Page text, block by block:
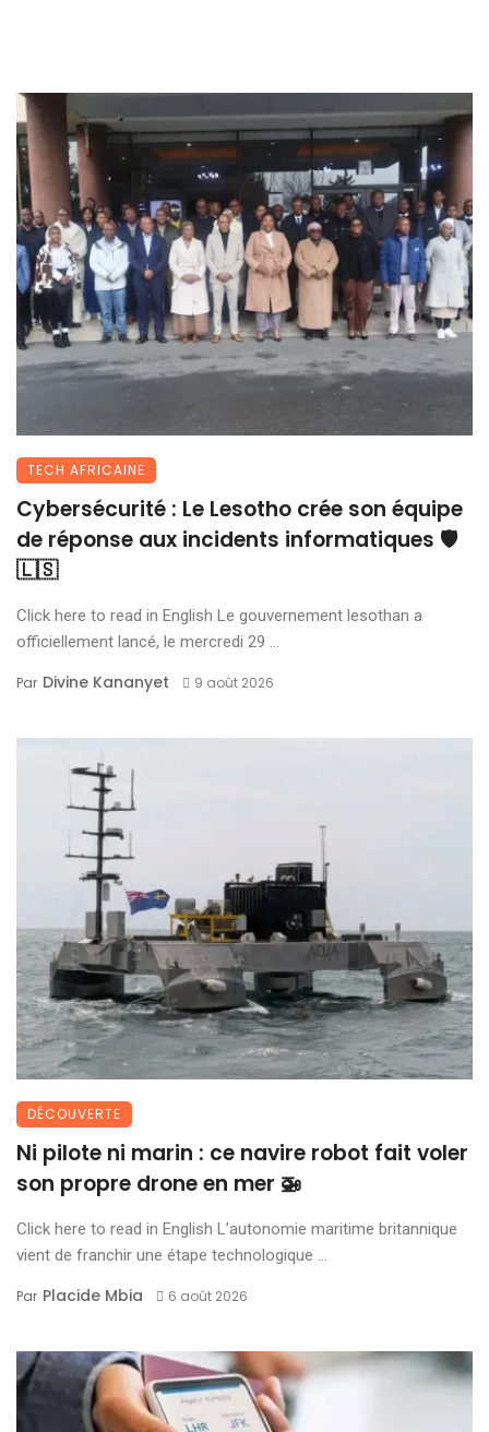
TECH AFRICAINE
Cybersécurité : Le Lesotho crée son équipe
de réponse aux incidents informatiques 🛡️
🇱🇸
Click here to read in English Le gouvernement lesothan a
officiellement lancé, le mercredi 29 ...
Par Divine Kananyet 9 août 2026
DÉCOUVERTE
Ni pilote ni marin : ce navire robot fait voler
son propre drone en mer 🚁
Click here to read in English L’autonomie maritime britannique
vient de franchir une étape technologique ...
Par Placide Mbia 6 août 2026